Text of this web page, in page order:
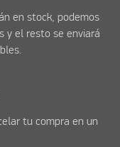
en stock, podemos
y el resto se enviará
tu compra en un